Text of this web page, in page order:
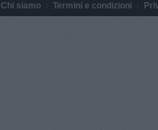
Chi siamo Termini e condizioni